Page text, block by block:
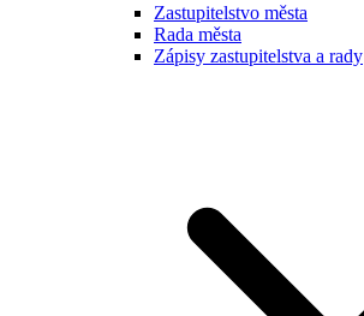
Zastupitelstvo města
Rada města
Zápisy zastupitelstva a rady